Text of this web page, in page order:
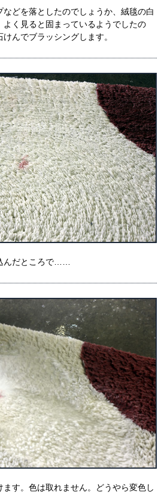
どを落としたのでしょうか、絨毯の白
よく見ると固まっているようでしたの
んでブラッシングします。
んだところで……
す。色は取れません。どうやら変色し